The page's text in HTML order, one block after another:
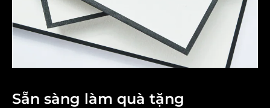
Sẵn sàng làm quà tặng